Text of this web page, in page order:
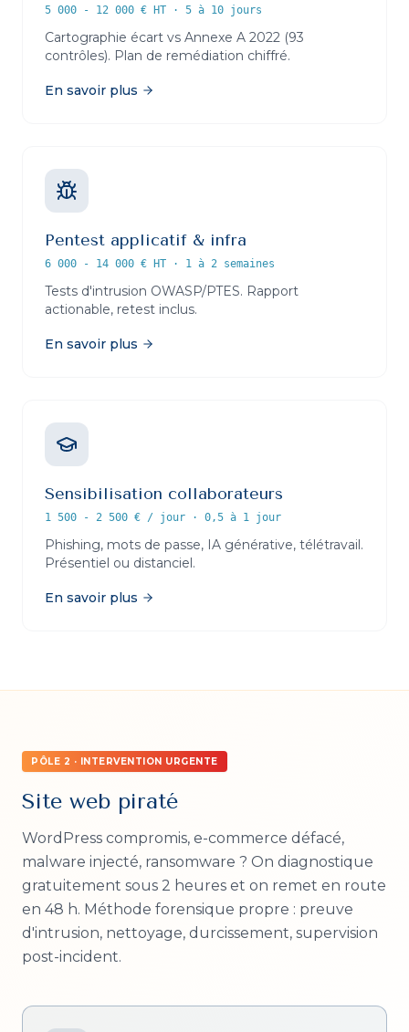
5 000 - 12 000 € HT · 5 à 10 jours
Cartographie écart vs Annexe A 2022 (93
contrôles). Plan de remédiation chiffré.
En savoir plus
Pentest applicatif & infra
6 000 - 14 000 € HT · 1 à 2 semaines
Tests d'intrusion OWASP/PTES. Rapport
actionable, retest inclus.
En savoir plus
Sensibilisation collaborateurs
1 500 - 2 500 € / jour · 0,5 à 1 jour
Phishing, mots de passe, IA générative, télétravail.
Présentiel ou distanciel.
En savoir plus
PÔLE 2 · INTERVENTION URGENTE
Site web piraté
WordPress compromis, e-commerce défacé,
malware injecté, ransomware ? On diagnostique
gratuitement sous 2 heures et on remet en route
en 48 h. Méthode forensique propre : preuve
d'intrusion, nettoyage, durcissement, supervision
post-incident.